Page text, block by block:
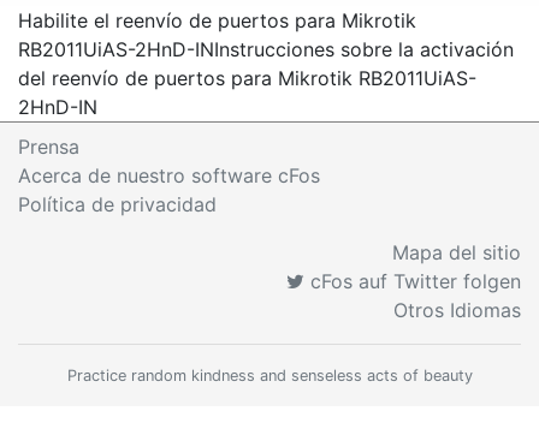
Habilite el reenvío de puertos para Mikrotik
RB2011UiAS-2HnD-INInstrucciones sobre la activación
del reenvío de puertos para Mikrotik RB2011UiAS-
2HnD-IN
Prensa
Acerca de nuestro software cFos
Política de privacidad
Mapa del sitio
cFos auf Twitter folgen
Otros Idiomas
Practice random kindness and senseless acts of beauty